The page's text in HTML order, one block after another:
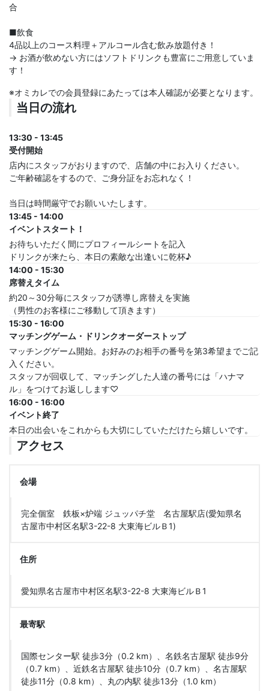
合
■飲食
4品以上のコース料理＋アルコール含む飲み放題付き！
→ お酒が飲めない方にはソフトドリンクも豊富にご用意していま
す！
※オミカレでの会員登録にあたっては本人確認が必要となります。
当日の流れ
13:30 - 13:45
受付開始
店内にスタッフがおりますので、店舗の中にお入りください。
ご年齢確認をするので、ご身分証をお忘れなく！
当日は時間厳守でお願いいたします。
13:45 - 14:00
イベントスタート！
お待ちいただく間にプロフィールシートを記入
ドリンクが来たら、本日の素敵な出逢いに乾杯♪
14:00 - 15:30
席替えタイム
約20～30分毎にスタッフが誘導し席替えを実施
（男性のお客様にご移動して頂きます）
15:30 - 16:00
マッチングゲーム・ドリンクオーダーストップ
マッチングゲーム開始。お好みのお相手の番号を第3希望までご記
入ください。
スタッフが回収して、マッチングした人達の番号には「ハナマ
ル」をつけてお返しします♡
16:00 - 16:00
イベント終了
本日の出会いをこれからも大切にしていただけたら嬉しいです。
アクセス
会場
完全個室 鉄板×炉端 ジュッパチ堂 名古屋駅店(愛知県名
古屋市中村区名駅3-22-8 大東海ビルＢ1)
住所
愛知県名古屋市中村区名駅3-22-8 大東海ビルＢ1
最寄駅
国際センター駅 徒歩3分（0.2 km）、名鉄名古屋駅 徒歩9分
（0.7 km）、近鉄名古屋駅 徒歩10分（0.7 km）、名古屋駅
徒歩11分（0.8 km）、丸の内駅 徒歩13分（1.0 km）